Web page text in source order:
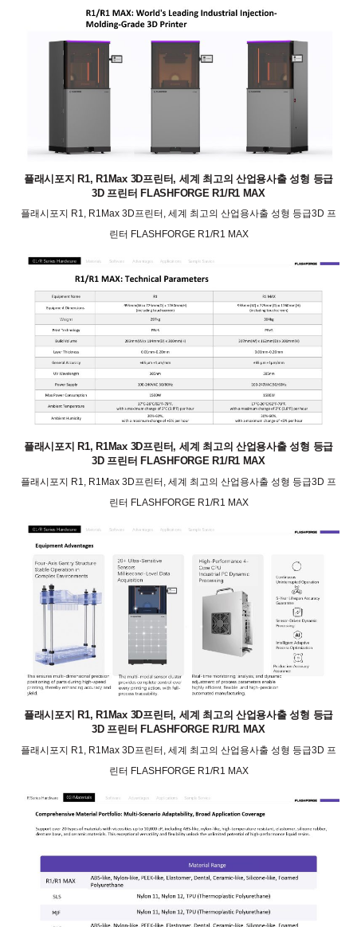
플래시포지 R1, R1Max 3D프린터, 세계 최고의 산업용사출 성형 등급
3D 프린터 FLASHFORGE R1/R1 MAX
플래시포지 R1, R1Max 3D프린터, 세계 최고의 산업용사출 성형 등급3D 프
린터 FLASHFORGE R1/R1 MAX
플래시포지 R1, R1Max 3D프린터, 세계 최고의 산업용사출 성형 등급
3D 프린터 FLASHFORGE R1/R1 MAX
플래시포지 R1, R1Max 3D프린터, 세계 최고의 산업용사출 성형 등급3D 프
린터 FLASHFORGE R1/R1 MAX
플래시포지 R1, R1Max 3D프린터, 세계 최고의 산업용사출 성형 등급
3D 프린터 FLASHFORGE R1/R1 MAX
플래시포지 R1, R1Max 3D프린터, 세계 최고의 산업용사출 성형 등급3D 프
린터 FLASHFORGE R1/R1 MAX